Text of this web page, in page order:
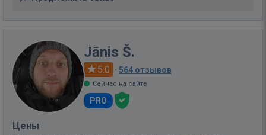
Jānis Š.
5.0 · 564 отзывов
Сейчас на сайте
PRO
Цены